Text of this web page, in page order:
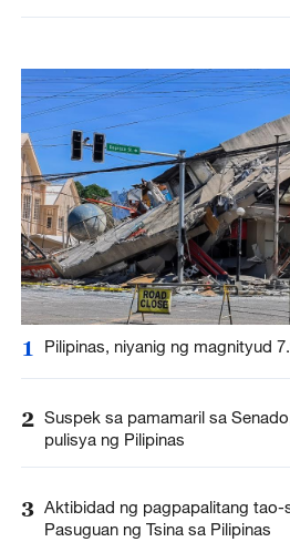
1 Pilipinas, niyanig ng magnityud
2 Suspek sa pamamaril sa
pulisya ng Pilipinas
3 Aktibidad ng pagpapalitang
Pasuguan ng Tsina sa Pilipinas